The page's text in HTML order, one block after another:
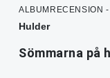
ALBUMRECENSION
Hulder
Sömmarna på